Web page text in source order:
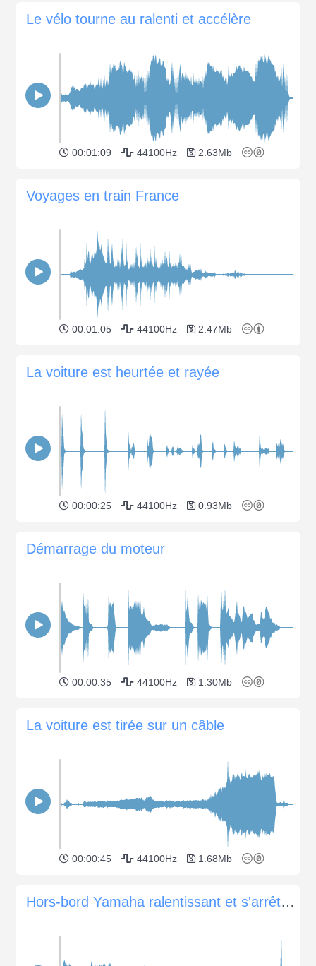
Le vélo tourne au ralenti et accélère
00:01:09 44100Hz 2.63Mb
Voyages en train France
00:01:05 44100Hz 2.47Mb
La voiture est heurtée et rayée
00:00:25 44100Hz 0.93Mb
Démarrage du moteur
00:00:35 44100Hz 1.30Mb
La voiture est tirée sur un câble
00:00:45 44100Hz 1.68Mb
Hors-bord Yamaha ralentissant et s'arrêtant